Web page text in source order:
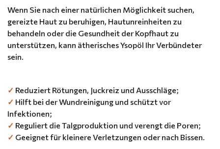
Wenn Sie nach einer natürlichen Möglichkeit suchen,
gereizte Haut zu beruhigen, Hautunreinheiten zu
behandeln oder die Gesundheit der Kopfhaut zu
unterstützen, kann ätherisches Ysopöl Ihr Verbündeter
sein.
✓ Reduziert Rötungen, Juckreiz und Ausschläge;
✓ Hilft bei der Wundreinigung und schützt vor
Infektionen;
✓ Reguliert die Talgproduktion und verengt die Poren;
✓ Geeignet für kleinere Verletzungen oder nach Bissen.